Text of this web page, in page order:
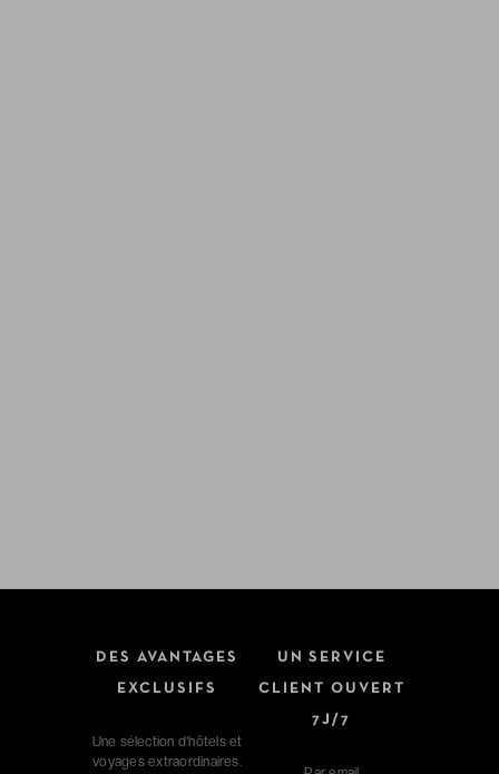
DES AVANTAGES
EXCLUSIFS
Une sélection d'hôtels et
voyages extraordinaires.
UN SERVICE
CLIENT OUVERT
7J/7